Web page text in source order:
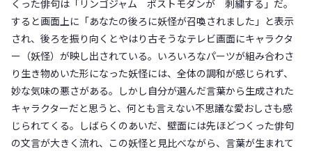
くった俳句は「リンゴジャム ポストモダンが 刺繍する」だ。
すると画面上に「あなたの後ろに妖怪が召喚されました」と表示
され、後ろを振り向くとやはり古そうなテレビ画面にキャラクタ
ー（妖怪）が映し出されている。いろいろなパーツが組み合わさ
り生き物めいた形になった妖怪には、全体の調和が感じられず、
妙な気味の悪さがある。しかし自分が選んだ言葉から生成された
キャラクターだと思うと、何とも言えない不思議な愛おしさも感
じられてくる。しばらくのあいだ、壁面には先ほどつくった俳句
の文言が大きく流れ、この妖怪と見比べながら、言葉が生まれて